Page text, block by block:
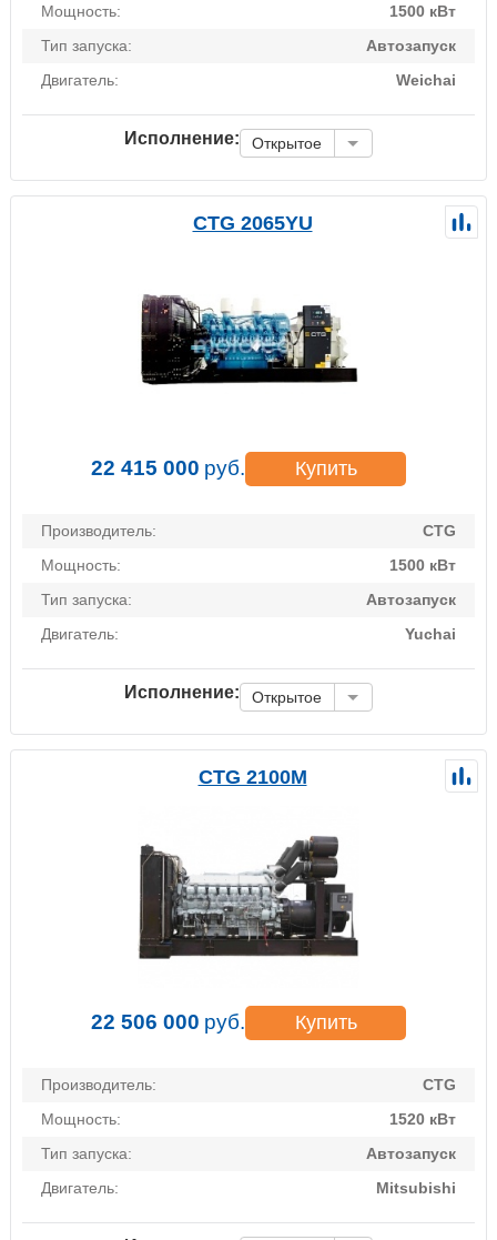
Мощность:
1500 кВт
Тип запуска:
Автозапуск
Двигатель:
Weichai
Исполнение: Открытое
CTG 2065YU
22 415 000 руб. Купить
Производитель:
CTG
Мощность:
1500 кВт
Тип запуска:
Автозапуск
Двигатель:
Yuchai
Исполнение: Открытое
CTG 2100M
22 506 000 руб. Купить
Производитель:
CTG
Мощность:
1520 кВт
Тип запуска:
Автозапуск
Двигатель:
Mitsubishi